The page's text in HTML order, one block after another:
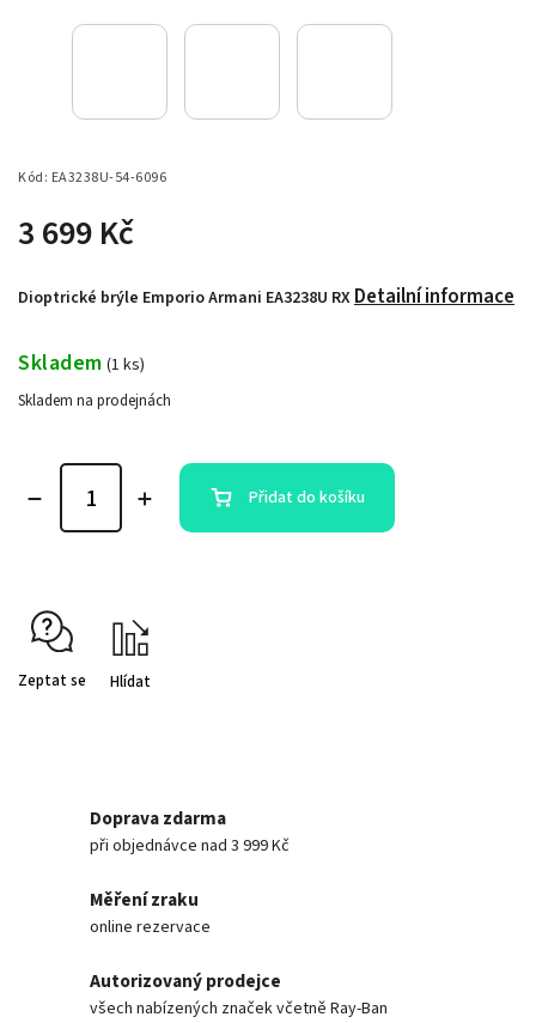
Kód: EA3238U-54-6096
3 699 Kč
Dioptrické brýle Emporio Armani EA3238U RX Detailní informace
Skladem (1 ks)
Skladem na prodejnách
Přidat do košíku
Zeptat se Hlídat
Doprava zdarma
při objednávce nad 3 999 Kč
Měření zraku
online rezervace
Autorizovaný prodejce
všech nabízených značek včetně Ray-Ban